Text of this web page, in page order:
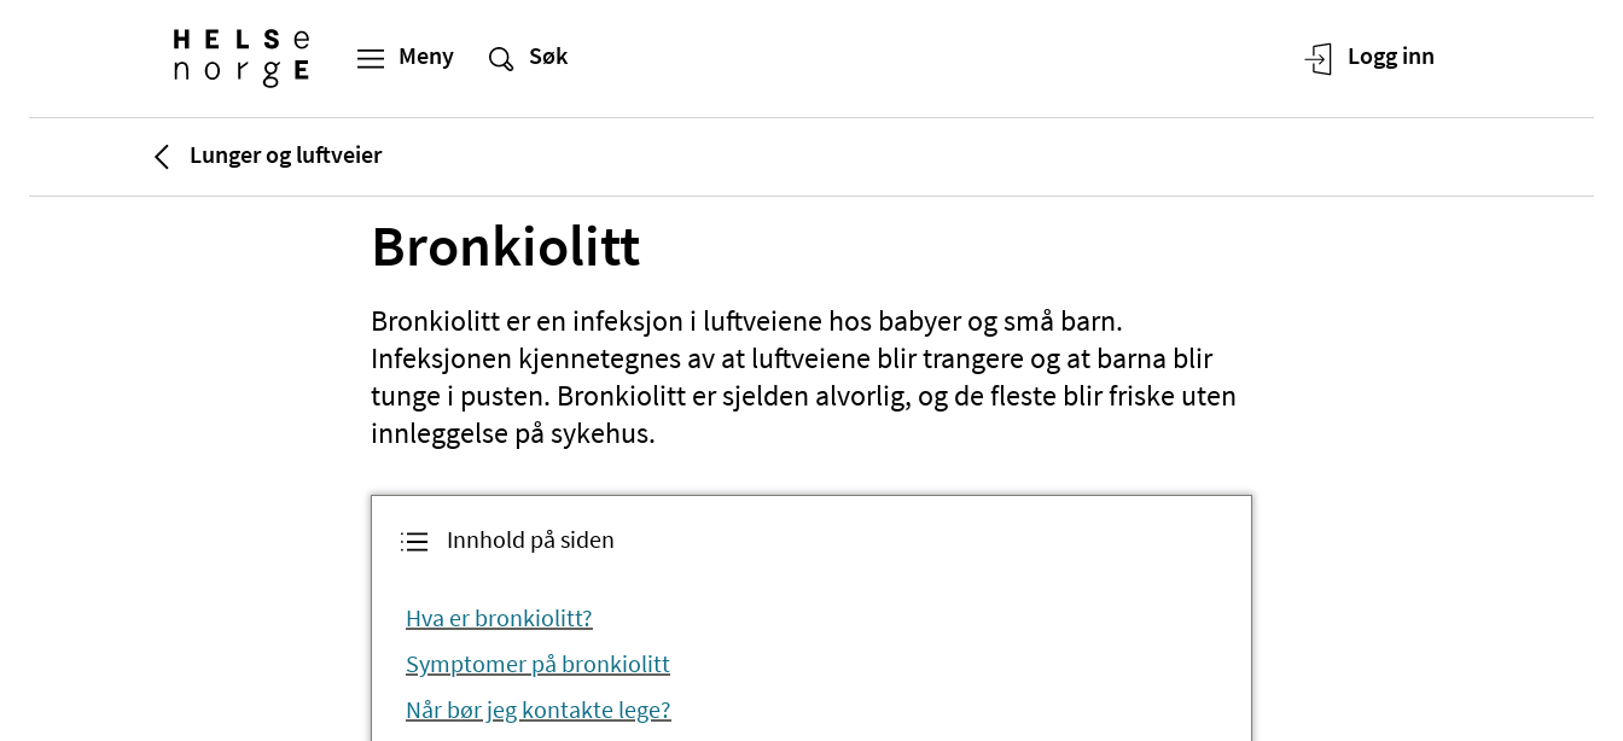
Lunger og luftveier
Bronkiolitt
Bronkiolitt er en infeksjon i luftveiene hos babyer og små barn.
Infeksjonen kjennetegnes av at luftveiene blir trangere og at barna blir
tunge i pusten. Bronkiolitt er sjelden alvorlig, og de fleste blir friske uten
innleggelse på sykehus.
Innhold på siden
Hva er bronkiolitt?
Symptomer på bronkiolitt
Når bør jeg kontakte lege?